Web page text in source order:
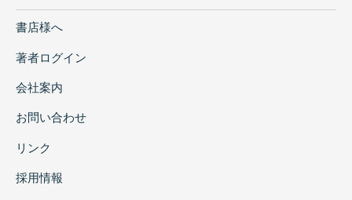
書店様へ
著者ログイン
会社案内
お問い合わせ
リンク
採用情報